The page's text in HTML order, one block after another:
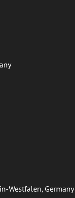
Westfalen, Germany